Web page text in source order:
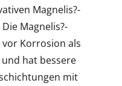
Magnelis?-
Magnelis?-
Korrosion als
hat bessere
mit